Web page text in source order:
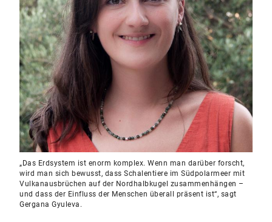
„Das Erdsystem ist enorm komplex. Wenn man darüber forscht,
wird man sich bewusst, dass Schalentiere im Südpolarmeer mit
Vulkanausbrüchen auf der Nordhalbkugel zusammenhängen –
und dass der Einfluss der Menschen überall präsent ist“, sagt
Gergana Gyuleva.